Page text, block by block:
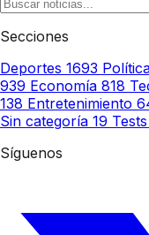
Secciones
Deportes 1693
939 Economía 818
138 Entretenimiento
Sin categoría 19 Tests
Síguenos